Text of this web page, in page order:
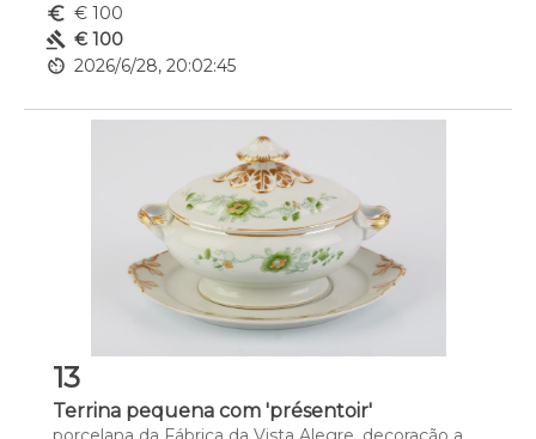
euro_symbol € 100
gavel € 100
av_timer 2026/6/28, 20:02:45
13
Terrina pequena com 'présentoir'